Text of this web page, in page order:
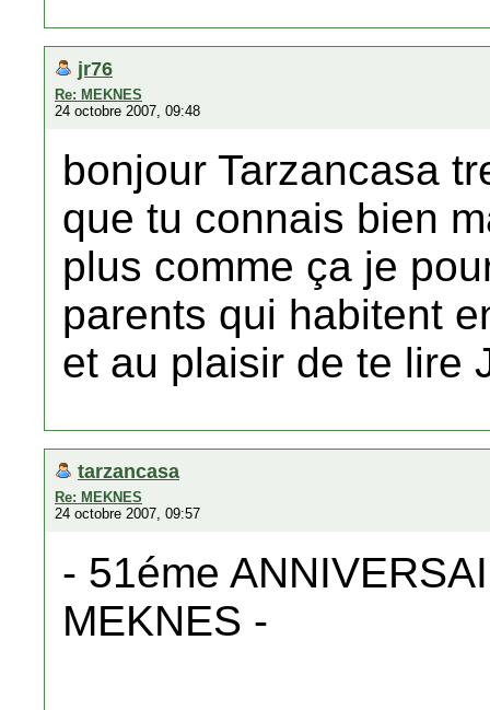
jr76
Re: MEKNES
24 octobre 2007, 09:48
bonjour Tarzancasa
que tu connais bien
plus comme ça je
parents qui habitent
et au plaisir de te lire
tarzancasa
Re: MEKNES
24 octobre 2007, 09:57
- 51éme
MEKNES -